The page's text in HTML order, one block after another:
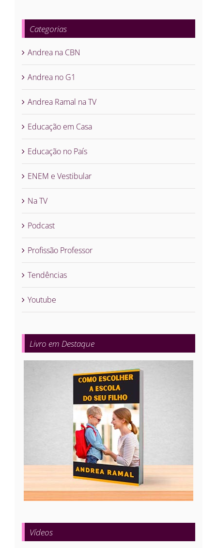
Categorias
Andrea na CBN
Andrea no G1
Andrea Ramal na TV
Educação em Casa
Educação no País
ENEM e Vestibular
Na TV
Podcast
Profissão Professor
Tendências
Youtube
Livro em Destaque
Vídeos